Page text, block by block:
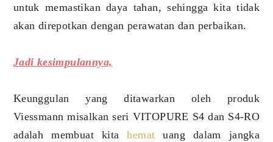
untuk memastikan daya tahan, sehingga kita tidak
akan direpotkan dengan perawatan dan perbaikan.
Jadi kesimpulannya,
Keunggulan yang ditawarkan oleh produk
Viessmann misalkan seri VITOPURE S4 dan S4-RO
adalah membuat kitahemat uang dalam jangka